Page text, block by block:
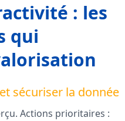
: les
qui
sécuriser la donnée
Actions prioritaires :